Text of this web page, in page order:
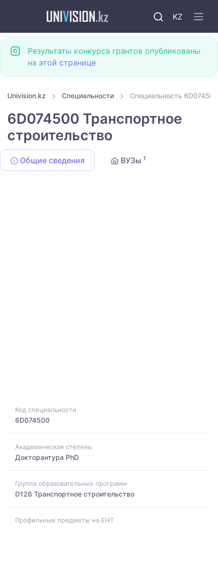
KZ
Результаты конкурса грантов опубликованы
на этой странице
Univision.kz Специальности Специальность
6D074500 Транспортное
строительство
Общие сведения ВУЗы 1
Код специальности
6D074500
Академическая степень
Докторантура PhD
Группа образовательных программ
D126 Транспортное строительство
Профильные предметы на ЕНТ